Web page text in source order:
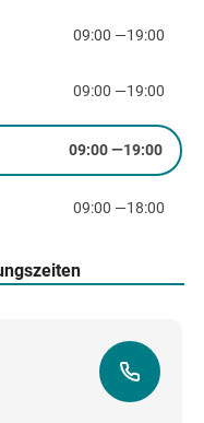
09:00 —19:00
09:00 —19:00
09:00—19:00
09:00 —18:00